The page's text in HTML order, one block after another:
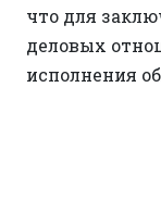
что для
деловых
исполнения